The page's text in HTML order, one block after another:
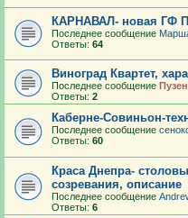
КАРНАВАЛ- новая ГФ
Последнее сообщение
Ответы: 64
Виноград Квартет,
Последнее сообщение
Ответы: 2
Каберне-Совиньон-
Последнее сообщение
Ответы: 60
Краса Днепра-
созревания, описание
Последнее сообщение
Ответы: 6